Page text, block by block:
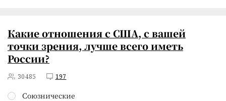
Какие отношения с США, с вашей
точки зрения, лучше всего иметь
России?
30485 197
Союзнические